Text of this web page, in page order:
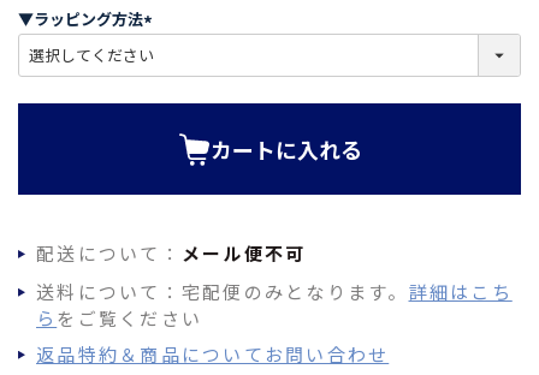
)
▼ラッピング方法
必
カートに入れる
配送について： メール便不可
送料について：宅配便のみとなります。 詳細はこち
ら をご覧ください
返品特約＆商品についてお問い合わせ